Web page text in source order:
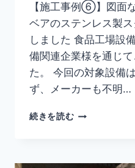
【施工事例⑥】図面
ベアのステンレス製
しました 食品工場設
備関連企業様を通じ
た。 今回の対象設備
ず、メーカーも不明…
続きを読む